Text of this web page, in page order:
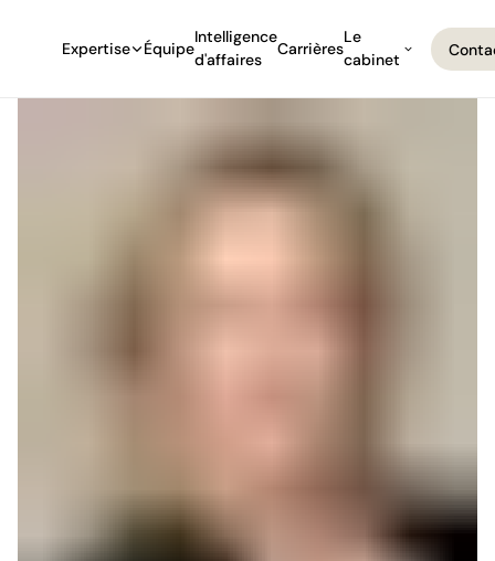
Expertise Équipe
Intelligence
d'affaires
Carrières
Le
cabinet